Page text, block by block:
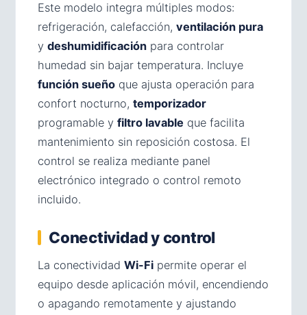
Este modelo integra múltiples modos:
refrigeración, calefacción, ventilación pura
y deshumidificación para controlar
humedad sin bajar temperatura. Incluye
función sueño que ajusta operación para
confort nocturno, temporizador
programable y filtro lavable que facilita
mantenimiento sin reposición costosa. El
control se realiza mediante panel
electrónico integrado o control remoto
incluido.
Conectividad y control
La conectividad Wi-Fi permite operar el
equipo desde aplicación móvil, encendiendo
o apagando remotamente y ajustando